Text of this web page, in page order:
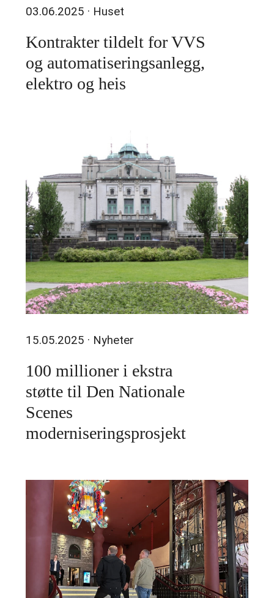
03.06.2025 · Huset
Kontrakter tildelt for VVS
og automatiseringsanlegg,
elektro og heis
15.05.2025 · Nyheter
100 millioner i ekstra
støtte til Den Nationale
Scenes
moderniseringsprosjekt